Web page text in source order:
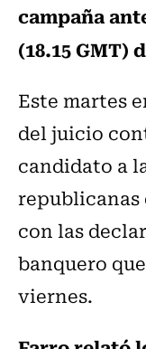
campaña
(18.15 GMT)
Este martes
del juicio
candidato a
republicanas
con las
banquero
viernes.